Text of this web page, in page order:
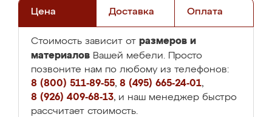
Цена Доставка Оплата
Стоимость зависит от размеров и
материалов Вашей мебели. Просто
позвоните нам по любому из телефонов:
8 (800) 511-89-55, 8 (495) 665-24-01,
8 (926) 409-68-13, и наш менеджер быстро
рассчитает стоимость.